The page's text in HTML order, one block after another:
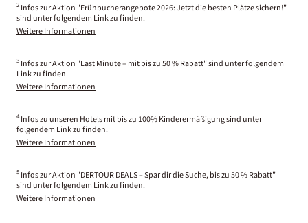
2 Infos zur Aktion "Frühbucherangebote 2026: Jetzt die besten Plätze sichern!"
sind unter folgendem Link zu finden.
Weitere Informationen
3 Infos zur Aktion "Last Minute – mit bis zu 50 % Rabatt" sind unter folgendem
Link zu finden.
Weitere Informationen
4 Infos zu unseren Hotels mit bis zu 100% Kinderermäßigung sind unter
folgendem Link zu finden.
Weitere Informationen
5 Infos zur Aktion "DERTOUR DEALS – Spar dir die Suche, bis zu 50 % Rabatt"
sind unter folgendem Link zu finden.
Weitere Informationen